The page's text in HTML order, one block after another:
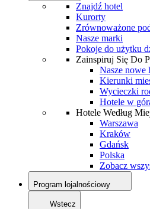
Znajdź hotel
Kurorty
Zrównoważone
Nasze marki
Pokoje do użytku
Zainspiruj Się Do
Nasze nowe
Kierunki
Wycieczki
Hotele w
Hotele Według
Warszawa
Kraków
Gdańsk
Polska
Zobacz
Program lojalnościowy
Wstecz